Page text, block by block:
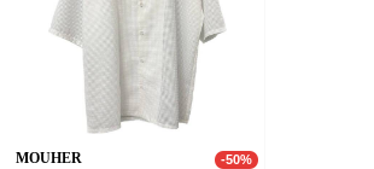
MOUHER -50%